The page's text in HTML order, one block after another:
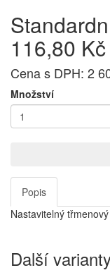
116,80 Kč
Cena s DPH: 2
Množství
Popis
Nastavitelný
Další